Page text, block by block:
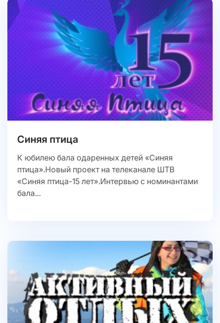
Синяя птица
К юбилею бала одаренных детей «Синяя
птица».Новый проект на телеканале ШТВ
«Синяя птица-15 лет».Интервью с номинантами
бала...